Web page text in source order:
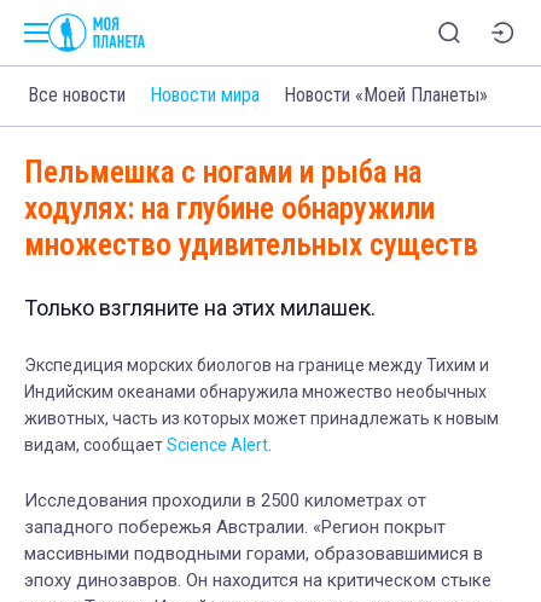
Все новости Новости мира Новости «Моей Планеты»
Пельмешка с ногами и рыба на
ходулях: на глубине обнаружили
множество удивительных существ
Только взгляните на этих милашек.
Экспедиция морских биологов на границе между Тихим и
Индийским океанами обнаружила множество необычных
животных, часть из которых может принадлежать к новым
видам, сообщаетScience Alert
Исследования проходили в 2500 километрах от
западного побережья Австралии. «Регион покрыт
массивными подводными горами, образовавшимися в
эпоху динозавров. Он находится на критическом стыке